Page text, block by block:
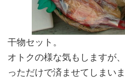
干物セット。
オトクの様な気もしますが
っただけで済ませてしまいま